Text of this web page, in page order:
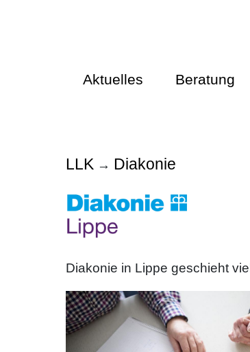
Aktuelles Beratung
LLK→ Diakonie
Diakonie in Lippe geschieht